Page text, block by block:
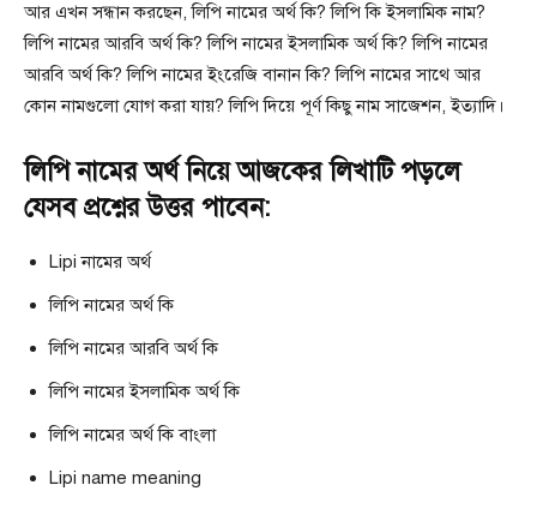
আর এখন সন্ধান করছেন, লিপি নামের অর্থ কি? লিপি কি ইসলামিক নাম?
লিপি নামের আরবি অর্থ কি? লিপি নামের ইসলামিক অর্থ কি? লিপি নামের
আরবি অর্থ কি? লিপি নামের ইংরেজি বানান কি? লিপি নামের সাথে আর
কোন নামগুলো যোগ করা যায়? লিপি দিয়ে পূর্ণ কিছু নাম সাজেশন, ইত্যাদি।
লিপি নামের অর্থ নিয়ে আজকের লিখাটি পড়লে
যেসব প্রশ্নের উত্তর পাবেন:
Lipi নামের অর্থ
লিপি নামের অর্থ কি
লিপি নামের আরবি অর্থ কি
লিপি নামের ইসলামিক অর্থ কি
লিপি নামের অর্থ কি বাংলা
Lipi name meaning